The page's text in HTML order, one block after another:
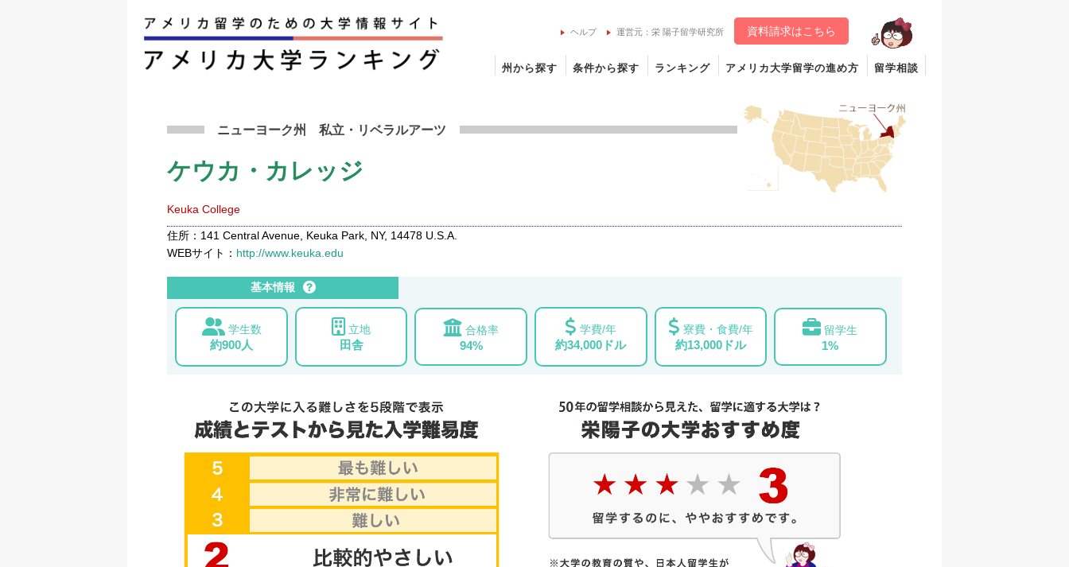
ヘルプ 運営元：栄 陽子留学研究所 資料請求はこちら
州から探す 条件から探す ランキング アメリカ大学留学の進め方 留学相談
ニューヨーク州私立 ・リベラルアーツ
ケウカ・カレッジ
Keuka College
住所：141 Central Avenue, Keuka Park, NY, 14478 U.S.A.
WEBサイト： http://www.keuka.edu
基本情報
学生数
約900人
立地
田舎
合格率
94%
学費/年
約34,000ドル
寮費・食費/年
約13,000ドル
留学生
1%